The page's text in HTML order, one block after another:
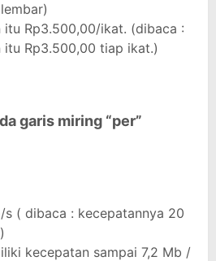
itu Rp3.500,00/ikat. (dibaca :
itu Rp3.500,00 tiap ikat.)
garis miring “per”
s ( dibaca : kecepatannya 20
kecepatan sampai 7,2 Mb /